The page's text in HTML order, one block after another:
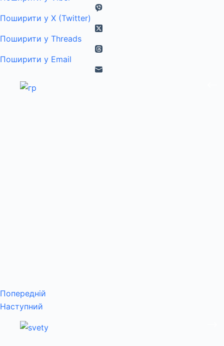
Поширити у X (Twitter)
Поширити у Threads
Поширити у Email
Попередній
Наступний